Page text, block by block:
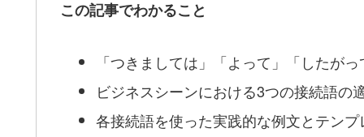
この記事でわかること
「つきましては」「よって」「したが
ビジネスシーンにおける3つの接続語の
各接続語を使った実践的な例文とテンプ